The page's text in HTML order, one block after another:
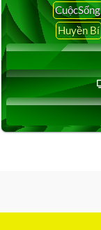
Huyền Bí